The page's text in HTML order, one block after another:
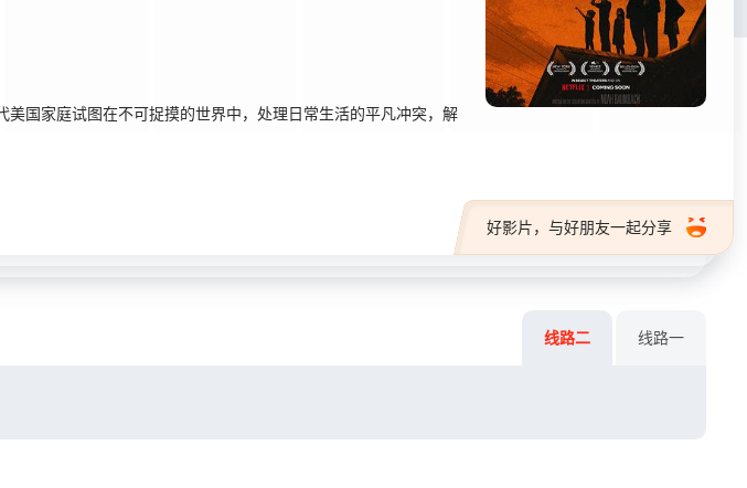
国家庭试图在不可捉摸的世界中，处理日常生活的平凡冲突，解
好影片，与好朋友一起分享
线路二 线路一